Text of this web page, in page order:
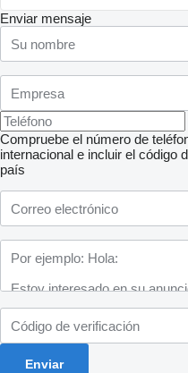
Enviar mensaje
Compruebe el número de
internacional e incluir el código
país